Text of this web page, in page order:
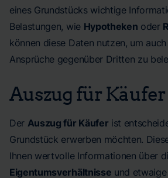
eines Grundstücks wichtige
Belastungen, wie Hypotheken oder
können diese Daten nutzen, um
Ansprüche gegenüber Dritten zu
Auszug für Käufer
Der Auszug für Käufer ist
Grundstück erwerben möchten.
Ihnen wertvolle Informationen über
Eigentumsverhältnisse und etwaige